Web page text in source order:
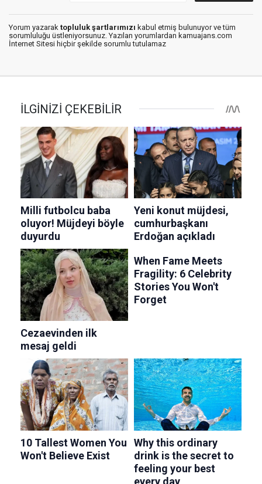
Yorum yazarak topluluk şartlarımızı kabul etmiş bulunuyor ve tüm
sorumluluğu üstleniyorsunuz. Yazılan yorumlardan kamuajans.com
İnternet Sitesi hiçbir şekilde sorumlu tutulamaz